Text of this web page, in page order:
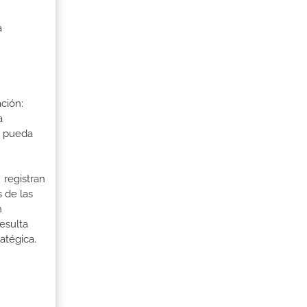
pueda
registran
de las